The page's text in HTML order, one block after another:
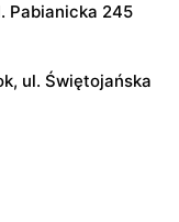
Pabianicka 245
ul. Świętojańska
ul. Jagiellońska